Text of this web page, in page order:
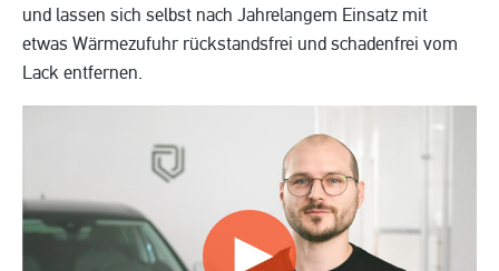
und lassen sich selbst nach Jahrelangem Einsatz mit
etwas Wärmezufuhr rückstandsfrei und schadenfrei vom
Lack entfernen.